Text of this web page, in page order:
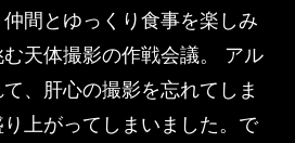
間とゆっくり食事を楽しみ
天体撮影の作戦会議。 アル
、肝心の撮影を忘れてしま
上がってしまいました。で